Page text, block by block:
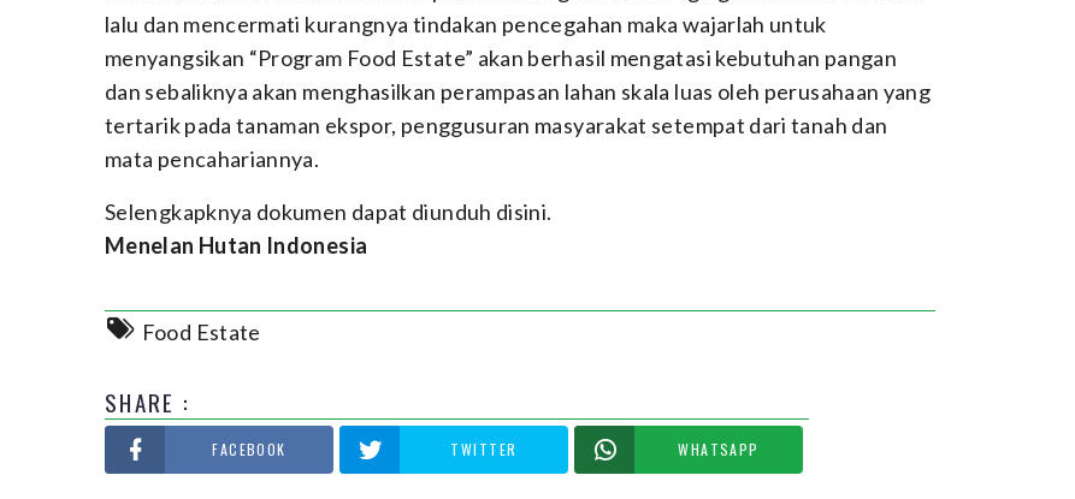
lalu dan mencermati kurangnya tindakan pencegahan maka wajarlah untuk
menyangsikan “Program Food Estate” akan berhasil mengatasi kebutuhan pangan
dan sebaliknya akan menghasilkan perampasan lahan skala luas oleh perusahaan yang
tertarik pada tanaman ekspor, penggusuran masyarakat setempat dari tanah dan
mata pencahariannya.
Selengkapknya dokumen dapat diunduh disini.
Menelan Hutan Indonesia
Food Estate
SHARE :
FACEBOOK TWITTER WHATSAPP